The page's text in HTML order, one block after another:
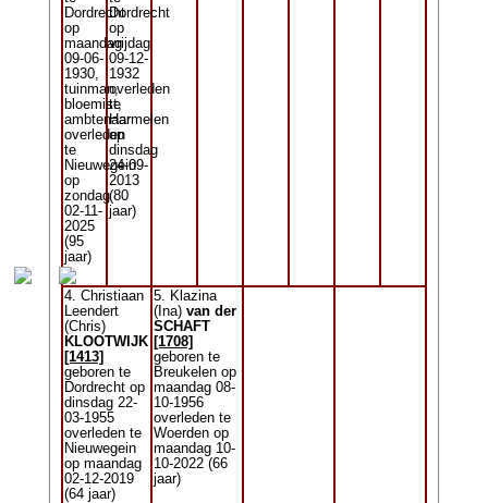
Dordrecht
op
maandag
09-06-
1930,
tuinman,
bloemist,
ambtenaar
overleden
te
Nieuwegein
op
zondag
02-11-
2025
(95
jaar)
Dordrecht
op
vrijdag
09-12-
1932
overleden
te
Harmelen
op
dinsdag
24-09-
2013
(80
jaar)
4. Christiaan
Leendert
(Chris)
KLOOTWIJK
[1413]
geboren te
Dordrecht op
dinsdag 22-
03-1955
overleden te
Nieuwegein
op maandag
02-12-2019
(64 jaar)
5. Klazina
(Ina) van der
SCHAFT
[1708]
geboren te
Breukelen op
maandag 08-
10-1956
overleden te
Woerden op
maandag 10-
10-2022 (66
jaar)